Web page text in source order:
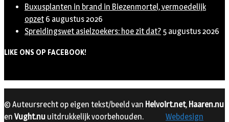
Buxusplanten in brand in Biezenmortel, vermoedelijk
opzet 6 augustus 2026
Spreidingswet asielzoekers: hoe zit dat? 5 augustus 2026
LIKE ONS OP FACEBOOK!
© Auteursrecht op eigen tekst/beeld van Helvoirt.net, Haaren.nu
en Vught.nu uitdrukkelijk voorbehouden.
Webdesign